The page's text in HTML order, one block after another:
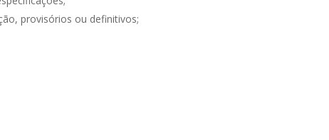
provisórios ou definitivos;